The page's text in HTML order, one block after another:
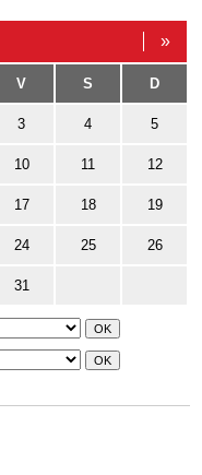
»
V S D
3 4 5
10 11 12
17 18 19
24 25 26
31